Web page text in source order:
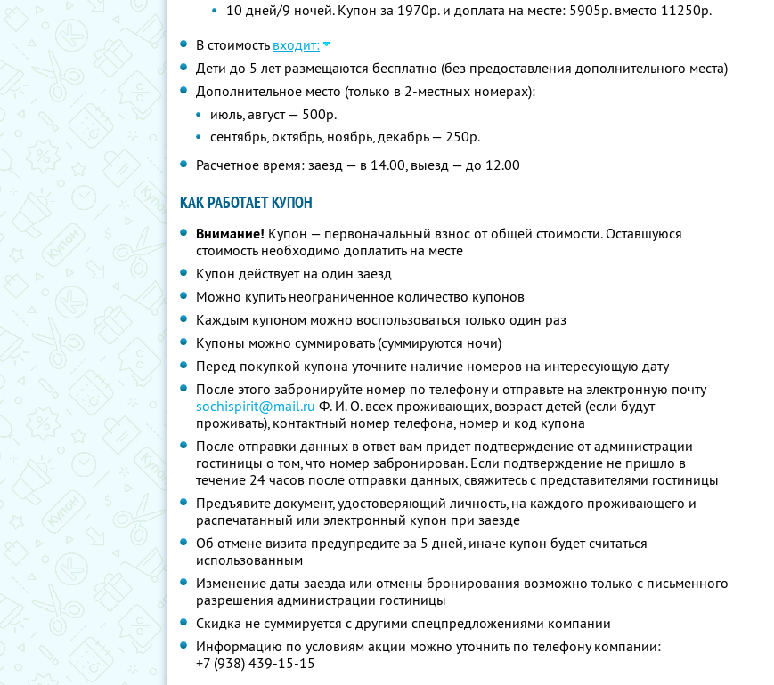
10 дней/9 ночей. Купон за 1970р. и доплата на месте: 5905р. вместо 11250р.
В стоимость входит:
Дети до 5 лет размещаются бесплатно (без предоставления дополнительного места)
Дополнительное место (только в 2-местных номерах):
июль, август — 500р.
сентябрь, октябрь, ноябрь, декабрь — 250р.
Расчетное время: заезд — в 14.00, выезд — до 12.00
КАК РАБОТАЕТ КУПОН
Внимание! Купон — первоначальный взнос от общей стоимости. Оставшуюся
стоимость необходимо доплатить на месте
Купон действует на один заезд
Можно купить неограниченное количество купонов
Каждым купоном можно воспользоваться только один раз
Купоны можно суммировать (суммируются ночи)
Перед покупкой купона уточните наличие номеров на интересующую дату
После этого забронируйте номер по телефону и отправьте на электронную почту
sochispirit@mail.ru Ф. И. О.всех проживающих, возраст детей (если будут
проживать), контактный номер телефона, номер и код купона
После отправки данных в ответ вам придет подтверждение от администрации
гостиницы о том, что номер забронирован. Если подтверждение не пришло в
течение 24 часов после отправки данных, свяжитесь с представителями гостиницы
Предъявите документ, удостоверяющий личность, на каждого проживающего и
распечатанный или электронный купон при заезде
Об отмене визита предупредите за 5 дней, иначе купон будет считаться
использованным
Изменение даты заезда или отмены бронирования возможно только с письменного
разрешения администрации гостиницы
Скидка не суммируется с другими спецпредложениями компании
Информацию по условиям акции можно уточнить по телефону компании:
+7 (938) 439-15-15